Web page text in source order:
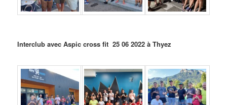
Interclub avec Aspic cross fit 25 06 2022 à Thyez